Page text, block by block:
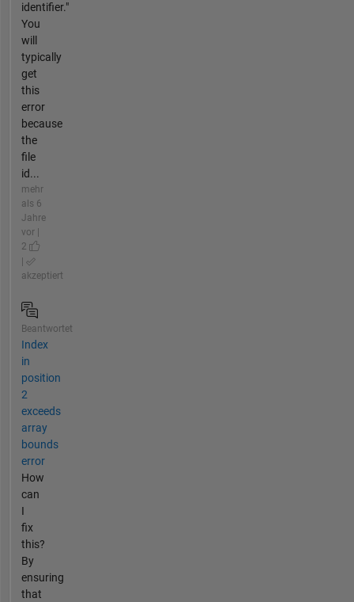
identifier."
You
will
typically
get
this
error
because
the
file
id...
mehr
als 6
Jahre
vor |
2
akzeptiert
Beantwortet
Index
in
position
2
exceeds
array
bounds
error
How
can
I
fix
this?
By
ensuring
that